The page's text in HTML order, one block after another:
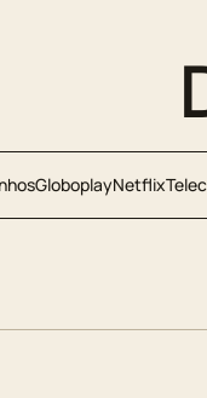
GloboplayNetflix